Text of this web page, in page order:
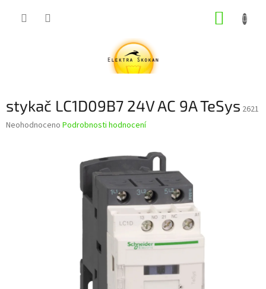
stykač LC1D09B7 24V AC 9A TeSys 2621
Průměrné
Neohodnoceno Podrobnosti hodnocení